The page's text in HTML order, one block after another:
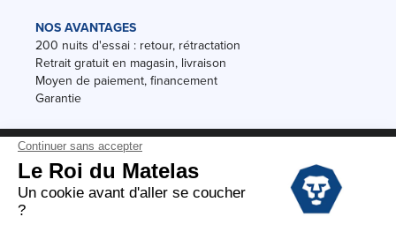
NOS AVANTAGES
200 nuits d'essai : retour, rétractation
Retrait gratuit en magasin, livraison
Moyen de paiement, financement
Garantie
Conditions des offres
Black Friday
Destockage